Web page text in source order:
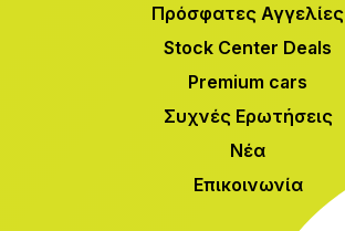
Πρόσφατες Αγγελίες
Stock Center Deals
Premium cars
Συχνές Ερωτήσεις
Νέα
Επικοινωνία